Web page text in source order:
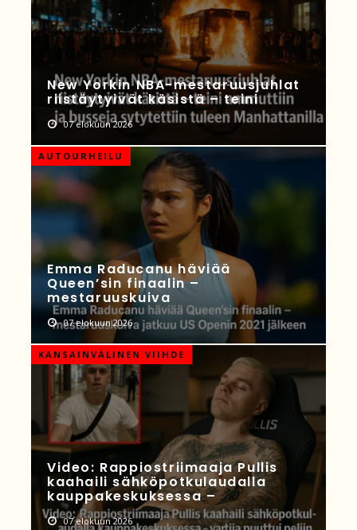
New Yorkin NBA-mestaruusjuhlat
riistäytyivät käsistä – teini
07 elokuun 2026
AUTOURHEILU
Emma Raducanu häviää
Queen’sin finaalin –
mestaruuskuiva
07 elokuun 2026
KANSAINVÄLINEN VIIHDE
Video: Rappiostriimaaja Pullis
kaahaili sähköpotkulaudalla
kauppakeskuksessa –
07 elokuun 2026